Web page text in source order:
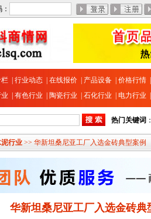
行业动态 在线报价 产品设备 价格行情
有色行业 陶瓷行业 石化行业 电力行业
热门关键词
行业 >> 华新坦桑尼亚工厂入选金砖典型案例
华新坦桑尼亚工厂入选金砖典